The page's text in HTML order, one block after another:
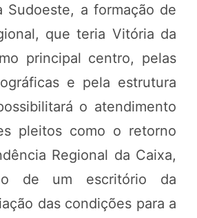
Sudoeste, a formação de
que teria Vitória da
principal centro, pelas
e pela estrutura
o atendimento
pleitos como o retorno
Regional da Caixa,
de um escritório da
das condições para a